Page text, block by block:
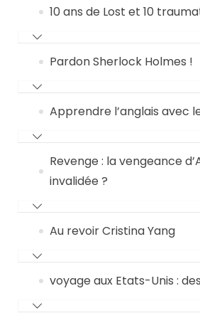
10 ans de Lost et 10
Pardon Sherlock Holmes !
Apprendre l’anglais avec
Revenge : la vengeance
invalidée ?
Au revoir Cristina Yang
voyage aux Etats-Unis :